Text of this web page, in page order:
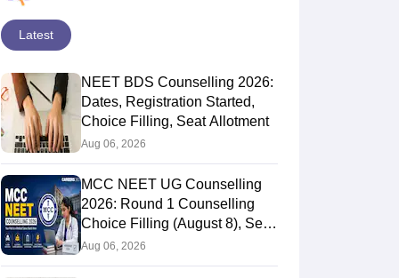
Latest
NEET BDS Counselling 2026:
Dates, Registration Started,
Choice Filling, Seat Allotment
Aug 06, 2026
MCC NEET UG Counselling
2026: Round 1 Counselling
Choice Filling (August 8), Seat
Matrix, Registration Started
Aug 06, 2026